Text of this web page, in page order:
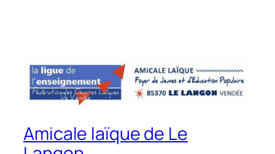
Amicale laïque de Le